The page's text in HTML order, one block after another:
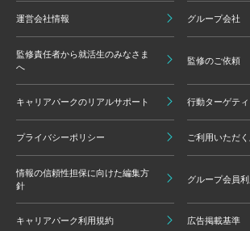
運営会社情報 グループ会社
監修責任者から就活生のみなさま
へ
監修のご依頼
キャリアパークのリアルサポート 行動ターゲテ
プライバシーポリシー ご利用いただ
情報の信頼性担保に向けた編集方
針
グループ会員
キャリアパーク利用規約 広告掲載基準